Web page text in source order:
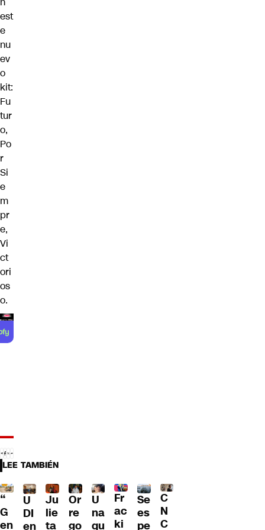
est
e
nu
ev
o
kit:
Fu
tur
o,
Po
r
Si
e
m
pr
e,
Vi
ct
ori
os
o.
LEE TAMBIÉN
“
G
en
U
DI
en
Ju
lie
ta
Or
re
go
U
na
qu
Fr
ac
ki
Se
es
pe
C
N
C